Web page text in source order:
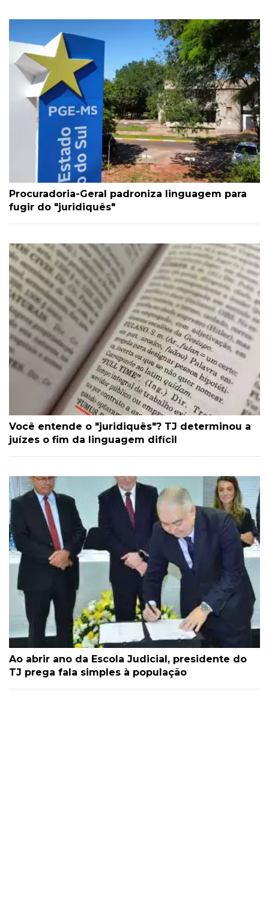
Procuradoria-Geral padroniza linguagem para
fugir do "juridiquês"
Você entende o "juridiquês"? TJ determinou a
juízes o fim da linguagem difícil
Ao abrir ano da Escola Judicial, presidente do
TJ prega fala simples à população